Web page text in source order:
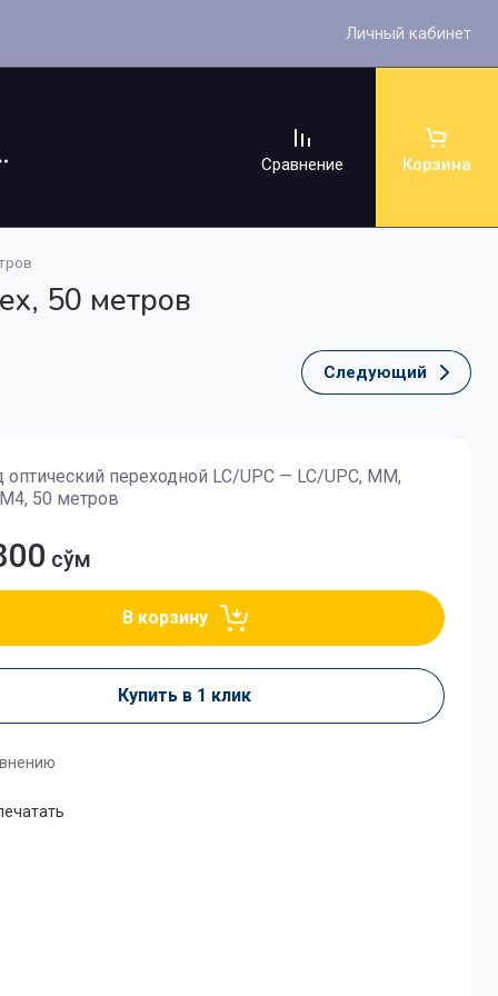
Личный кабинет
Сравнение Корзина
50 метров
Следующий
оптический переходной LC/UPC — LC/UPC, MM,
50 метров
сўм
В корзину
Купить в 1 клик